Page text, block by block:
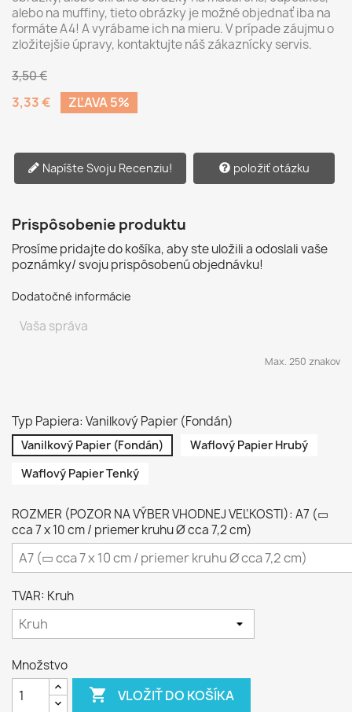
alebo na muffiny, tieto obrázky je možné objednať iba na
formáte A4! A vyrábame ich na mieru. V prípade záujmu o
zložitejšie úpravy, kontaktujte náš zákaznícky servis.
3,50 €
3,33 € ZĽAVA 5%
Napíšte Svoju Recenziu! položiť otázku
Prispôsobenie produktu
Prosíme pridajte do košíka, aby ste uložili a odoslali vaše
poznámky/ svoju prispôsobenú objednávku!
Dodatočné informácie
Max. 250 znakov
Typ Papiera: Vanilkový Papier (Fondán)
Vanilkový Papier (Fondán)
Waflový Papier Hrubý
Waflový Papier Tenký
ROZMER (POZOR NA VÝBER VHODNEJ VEĽKOSTI): A7 (▭
cca 7 x 10 cm / priemer kruhu Ø cca 7,2 cm)
TVAR: Kruh
Množstvo
 VLOŽIŤ DO KOŠÍKA